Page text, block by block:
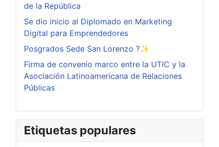
de la República
Se dio inicio al Diplomado en Marketing
Digital para Emprendedores
Posgrados Sede San Lorenzo ?✨
Firma de convenio marco entre la UTIC y la
Asociación Latinoamericana de Relaciones
Públicas
Etiquetas populares